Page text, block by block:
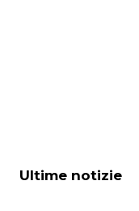
Ultime notizie